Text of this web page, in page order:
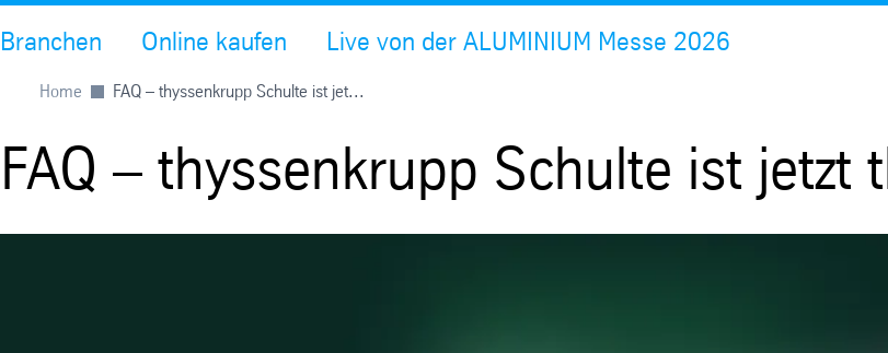
Branchen Online kaufen Live von der ALUMINIUM Messe 2026
Home FAQ – thyssenkrupp Schulte ist jet...
FAQ – thyssenkrupp Schulte ist jetzt